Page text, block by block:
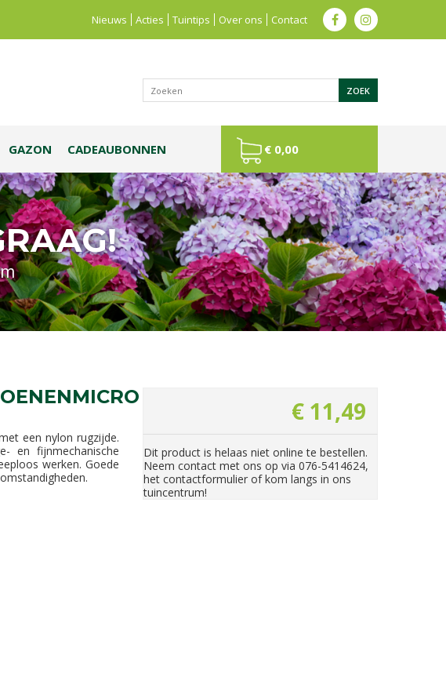
Nieuws Acties Tuintips Over ons Contact
GAZON CADEAUBONNEN € 0,00
een nylon rugzijde.
en fijnmechanische
werken. Goede
€ 11,49
Dit product is helaas niet online te bestellen.
Neem contact met ons op via 076-5414624,
het contactformulier of kom langs in ons
tuincentrum!